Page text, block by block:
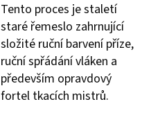
Tento proces je staletí
staré řemeslo zahrnující
složité ruční barvení příze,
ruční spřádání vláken a
především opravdový
fortel tkacích mistrů.